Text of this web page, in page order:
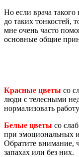
Но если врача
до таких тонкостей,
мне очень часто
основные общие
Красные цветы со
люди с телесными
нормализовать
Белые цветы со
при эмоциональных
Обратите внимание,
запахах или без них.